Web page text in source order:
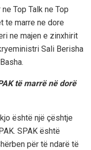
Top Talk ne Top
te marre ne dore
ne majen e zinxhirit
Sali Berisha
të marrë në dorë
është një çështje
SPAK është
për të ndarë të